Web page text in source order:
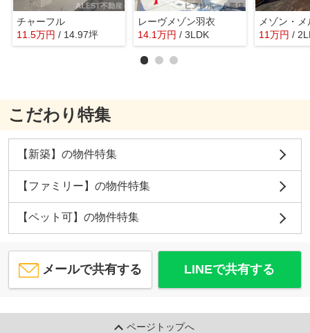
チャーフル
11.5万円 / 14.97坪
レーヴメゾン羽衣
14.1万円 / 3LDK
メゾン・
11万円 /
こだわり特集
【新築】の物件特集
【ファミリー】の物件特集
【ペット可】の物件特集
メールで共有する LINEで共有する
ページトップへ